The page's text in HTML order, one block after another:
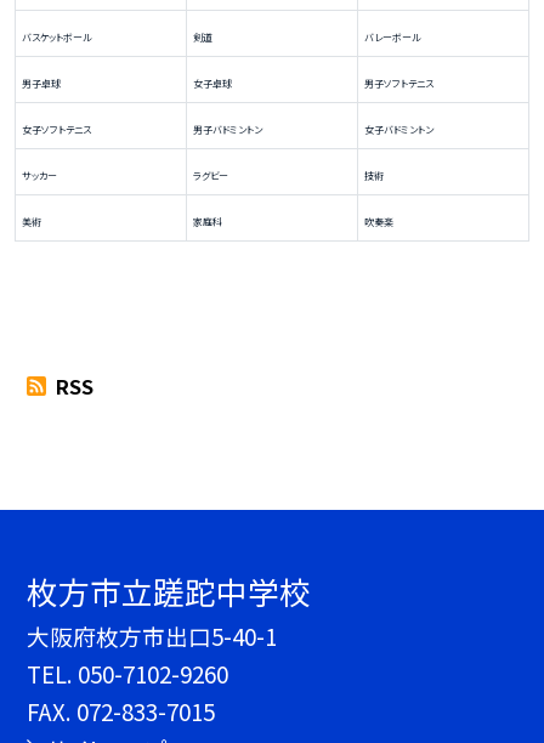
バスケットボール 剣道 バレーボール
男子卓球 女子卓球 男子ソフトテニス
女子ソフトテニス 男子バドミントン 女子バドミントン
サッカー ラグビー 技術
美術 家庭科 吹奏楽
RSS
枚方市立蹉跎中学校
大阪府枚方市出口5-40-1
TEL. 050-7102-9260
FAX. 072-833-7015